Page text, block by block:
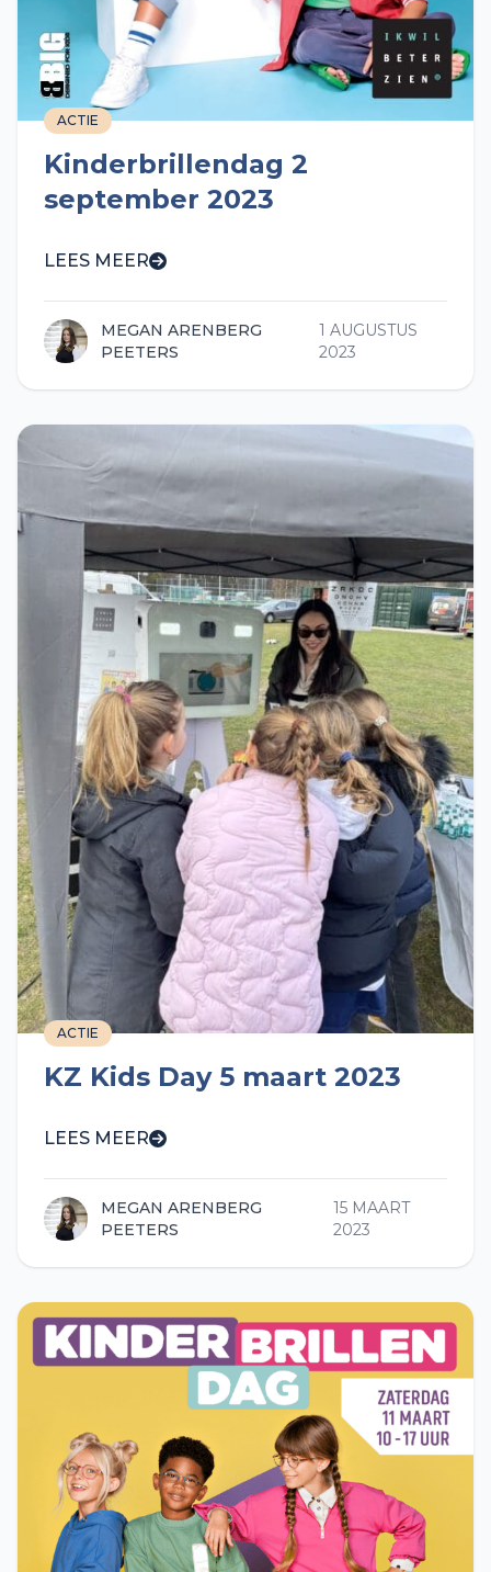
ACTIE
Kinderbrillendag 2
september 2023
LEES MEER
MEGAN ARENBERG
PEETERS
1 AUGUSTUS
2023
ACTIE
KZ Kids Day 5 maart 2023
LEES MEER
MEGAN ARENBERG
PEETERS
15 MAART
2023